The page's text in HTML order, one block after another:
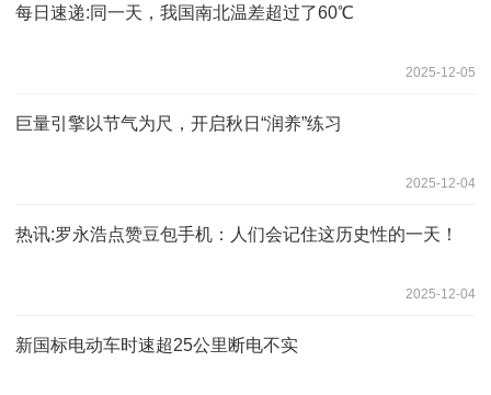
每日速递:同一天，我国南北温差超过了60℃
2025-12-05
巨量引擎以节气为尺，开启秋日“润养”练习
2025-12-04
热讯:罗永浩点赞豆包手机：人们会记住这历史性的一天！
2025-12-04
新国标电动车时速超25公里断电不实